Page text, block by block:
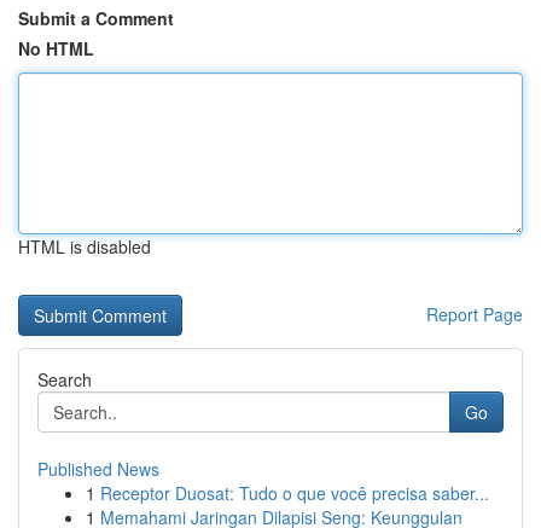
Submit a Comment
No HTML
HTML is disabled
Report Page
Search
Go
Published News
1 Receptor Duosat: Tudo o que você precisa saber...
1 Memahami Jaringan Dilapisi Seng: Keunggulan